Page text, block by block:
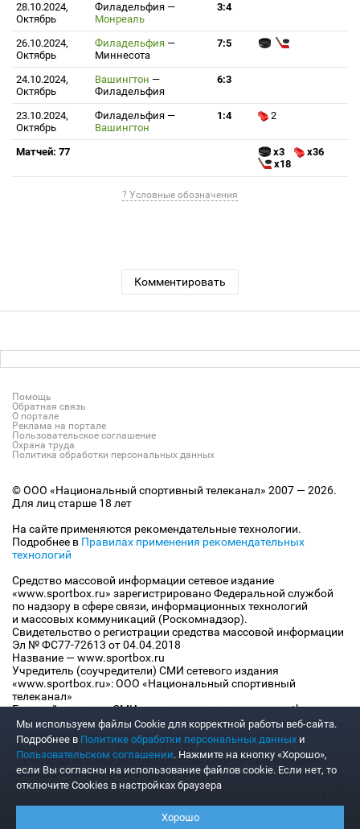
28.10.2024,
Октябрь
Филадельфия —
Монреаль
3:4
26.10.2024,
Октябрь
Филадельфия —
Миннесота
7:5
24.10.2024,
Октябрь
Вашингтон —
Филадельфия
6:3
23.10.2024,
Октябрь
Филадельфия —
Вашингтон
1:4 2
Матчей: 77 x3
x36
x18
? Условные обозначения
Комментировать
Помощь
Обратная связь
О портале
Реклама на портале
Пользовательское соглашение
Охрана труда
Политика обработки персональных данных
© ООО «Национальный спортивный телеканал» 2007 — 2026.
Для лиц старше 18 лет
На сайте применяются рекомендательные технологии.
Подробнее в Правилах применения рекомендательных
технологий
Средство массовой информации сетевое издание
«www.sportbox.ru» зарегистрировано Федеральной службой
по надзору в сфере связи, информационных технологий
и массовых коммуникаций (Роскомнадзор).
Свидетельство о регистрации средства массовой информации
Эл № ФС77-72613 от 04.04.2018
Название — www.sportbox.ru
Учредитель (соучредители) СМИ сетевого издания
«www.sportbox.ru»: ООО «Национальный спортивный
телеканал»
Главный редактор СМИ сетевого издания «www.sportbox.ru»:
Конов В.А.
Номер телефона редакции СМИ сетевого издания
«www.sportbox.ru»: +7 (495) 653 8419
Адрес электронной почты редакции СМИ сетевого издания
«www.sportbox.ru»: editor@sportbox.ru
Мы используем файлы Сookie для корректной работы веб-сайта.
Подробнее в Политике обработки персональных данных и
Пользовательском соглашении. Нажмите на кнопку «Хорошо»,
если Вы согласны на использование файлов cookie. Если нет, то
отключите Cookies в настройках браузера
Хорошо